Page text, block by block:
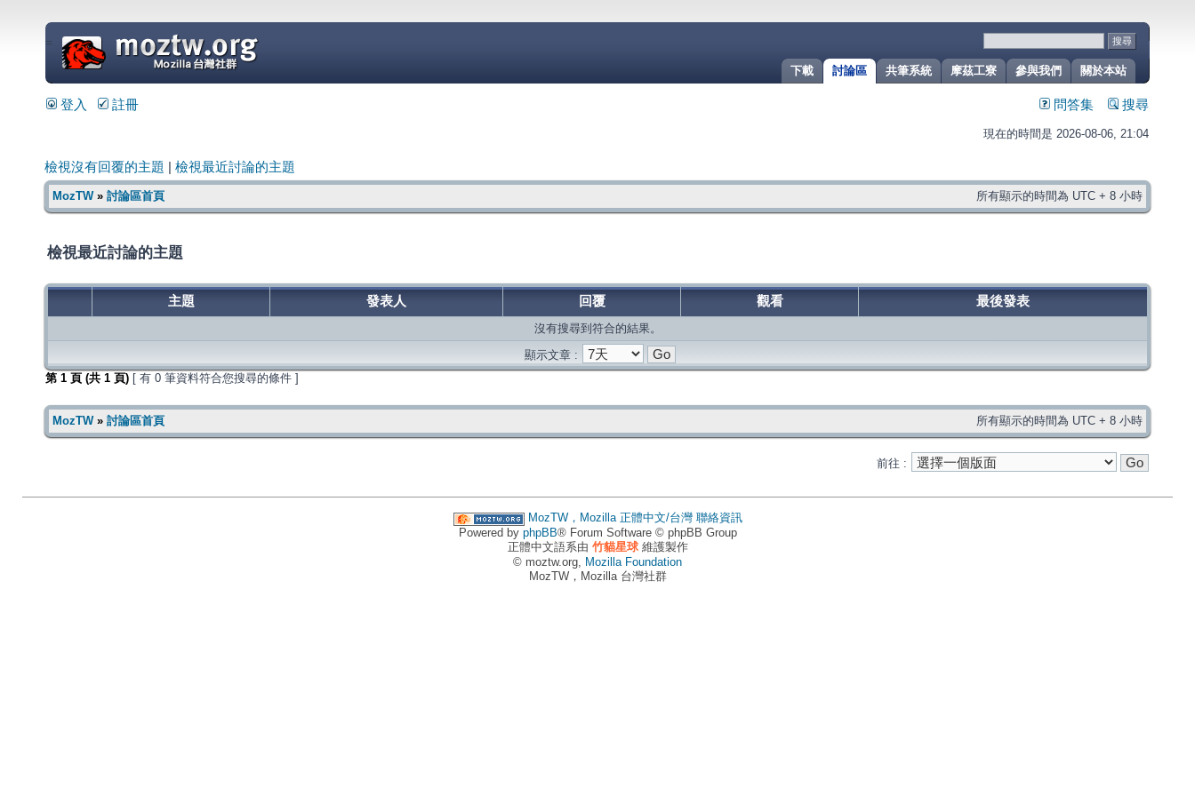
關於本站
參與我們
摩茲工寮
共筆系統
討論區
下載
=
登入 註冊 問答集 搜尋
現在的時間是 2026-08-06, 21:04
檢視沒有回覆的主題 檢視最近討論的主題
MozTW» 討論區首頁 所有顯示的時間為 UTC + 8 小時
檢視最近討論的主題
主題 發表人 回覆 觀看 最後發表
沒有搜尋到符合的結果。
顯示文章 :
第 1 頁 (共 1 頁) [ 有 0 筆資料符合您搜尋的條件 ]
MozTW» 討論區首頁 所有顯示的時間為 UTC + 8 小時
前往 :
MozTW，Mozilla 正體中文/台灣 聯絡資訊
Powered by phpBB® Forum Software © phpBB Group
正體中文語系由 竹貓星球維護製作
© moztw.org, Mozilla Foundation
MozTW，Mozilla 台灣社群